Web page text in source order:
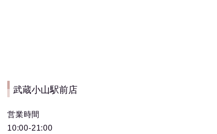
武蔵小山駅前店
営業時間
10:00-21:00